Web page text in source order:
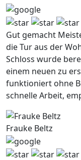
Gut gemacht
die Tur aus der
Schloss wurde
einem neuen zu
funktioniert ohne
schnelle Arbeit,
Frauke Beltz